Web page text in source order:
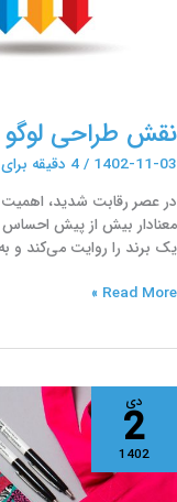
نقش طراحی
1402-11-03
/4 دقیقه برای مطالعه
در عصر رقابت شدید،
معنادار بیش از پیش احساس
یک برند را روایت می‌کند و
Read More »
دی
2
1402
طراحی
هویت
سازمانی